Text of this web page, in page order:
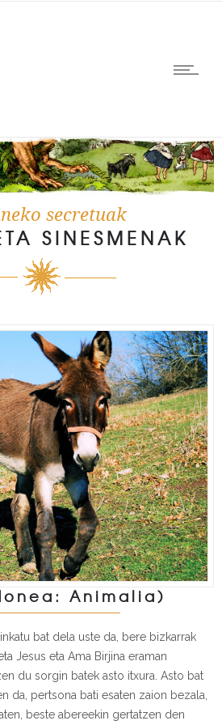
secretuak
SINESMENAK
Animalia)
bat dela uste da, bere bizkarrak
Jesus eta Ama Birjina eraman
du sorgin batek asto itxura. Asto bat
da, pertsona bati esaten zaion bezala,
beste abereekin gertatzen den